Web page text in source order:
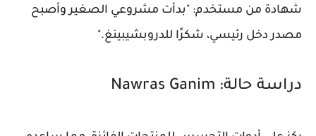
شهادة من مستخدم: "بدأت مشروعي الصغير وأصبح
مصدر دخل رئيسي، شكرًا للدروبشيبينغ."
دراسة حالة: Nawras Ganim